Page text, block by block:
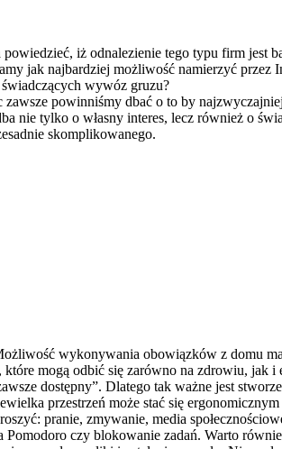
iż odnalezienie tego typu firm jest
jak najbardziej możliwość namierzyć przez
wywóz gruzu?
powinniśmy dbać o to by
nie tylko o własny interes, lecz również o
skomplikowanego.
wykonywania obowiązków z domu
mogą odbić się zarówno na zdrowiu, jak
dostępny”. Dlatego tak ważne jest
przestrzeń może stać się
pranie, zmywanie, media
czy blokowanie zadań. Warto